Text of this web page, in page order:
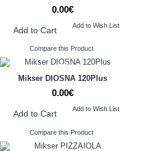
0.00€
Add to Cart Add to Wish List
Compare this Product
Mikser DIOSNA 120Plus
0.00€
Add to Cart Add to Wish List
Compare this Product